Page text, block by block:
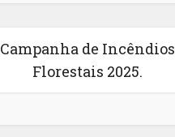
Campanha de Incêndios
Florestais 2025.